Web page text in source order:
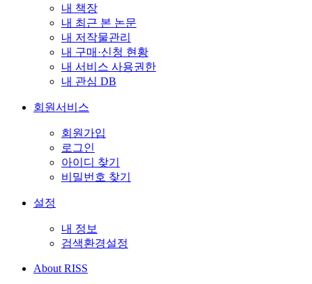
내 책장
내 최근 본 논문
내 저작물관리
내 구매·신청 현황
내 서비스 사용권한
내 관심 DB
회원서비스
회원가입
로그인
아이디 찾기
비밀번호 찾기
설정
내 정보
검색환경설정
About RISS